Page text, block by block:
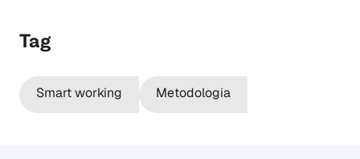
Tag
Smart working Metodologia